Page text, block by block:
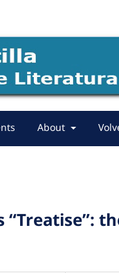
About
“Treatise”: